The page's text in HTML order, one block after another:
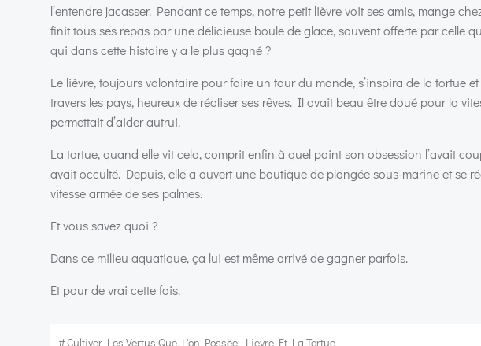
l’entendre jacasser. Pendant ce temps, notre petit lièvre voit ses amis, mange
finit tous ses repas par une délicieuse boule de glace, souvent offerte par celle
qui dans cette histoire y a le plus gagné ?
Le lièvre, toujours volontaire pour faire un tour du monde, s’inspira de la tortue
travers les pays, heureux de réaliser ses rêves. Il avait beau être doué pour la
permettait d’aider autrui.
La tortue, quand elle vit cela, comprit enfin à quel point son obsession l’avait
avait occulté. Depuis, elle a ouvert une boutique de plongée sous-marine et se
vitesse armée de ses palmes.
Et vous savez quoi ?
Dans ce milieu aquatique, ça lui est même arrivé de gagner parfois.
Et pour de vrai cette fois.
#Cultiver Les Vertus Que L'on Possèe Lievre Et La Tortue